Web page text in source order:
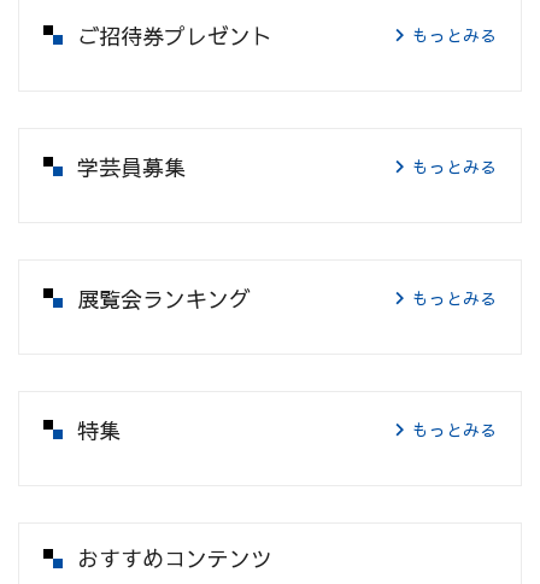
ご招待券プレゼント もっとみる
学芸員募集 もっとみる
展覧会ランキング もっとみる
特集 もっとみる
おすすめコンテンツ